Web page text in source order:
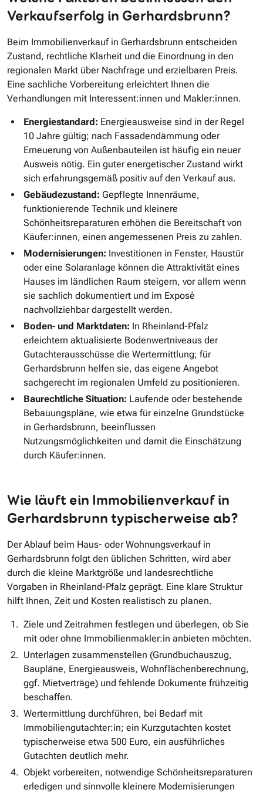
Verkaufserfolg in Gerhardsbrunn?
Beim Immobilienverkauf in Gerhardsbrunn entscheiden
Zustand, rechtliche Klarheit und die Einordnung in den
regionalen Markt über Nachfrage und erzielbaren Preis.
Eine sachliche Vorbereitung erleichtert Ihnen die
Verhandlungen mit Interessent:innen und Makler:innen.
Energiestandard: Energieausweise sind in der Regel
10 Jahre gültig; nach Fassadendämmung oder
Erneuerung von Außenbauteilen ist häufig ein neuer
Ausweis nötig. Ein guter energetischer Zustand wirkt
sich erfahrungsgemäß positiv auf den Verkauf aus.
Gebäudezustand: Gepflegte Innenräume,
funktionierende Technik und kleinere
Schönheitsreparaturen erhöhen die Bereitschaft von
Käufer:innen, einen angemessenen Preis zu zahlen.
Modernisierungen: Investitionen in Fenster, Haustür
oder eine Solaranlage können die Attraktivität eines
Hauses im ländlichen Raum steigern, vor allem wenn
sie sachlich dokumentiert und im Exposé
nachvollziehbar dargestellt werden.
Boden- und Marktdaten: In Rheinland-Pfalz
erleichtern aktualisierte Bodenwertniveaus der
Gutachterausschüsse die Wertermittlung; für
Gerhardsbrunn helfen sie, das eigene Angebot
sachgerecht im regionalen Umfeld zu positionieren.
Baurechtliche Situation: Laufende oder bestehende
Bebauungspläne, wie etwa für einzelne Grundstücke
in Gerhardsbrunn, beeinflussen
Nutzungsmöglichkeiten und damit die Einschätzung
durch Käufer:innen.
Wie läuft ein Immobilienverkauf in
Gerhardsbrunn typischerweise ab?
Der Ablauf beim Haus- oder Wohnungsverkauf in
Gerhardsbrunn folgt den üblichen Schritten, wird aber
durch die kleine Marktgröße und landesrechtliche
Vorgaben in Rheinland-Pfalz geprägt. Eine klare Struktur
hilft Ihnen, Zeit und Kosten realistisch zu planen.
Ziele und Zeitrahmen festlegen und überlegen, ob Sie
mit oder ohne Immobilienmakler:in anbieten möchten.
Unterlagen zusammenstellen (Grundbuchauszug,
Baupläne, Energieausweis, Wohnflächenberechnung,
ggf. Mietverträge) und fehlende Dokumente frühzeitig
beschaffen.
Wertermittlung durchführen, bei Bedarf mit
Immobiliengutachter:in; ein Kurzgutachten kostet
typischerweise etwa 500 Euro, ein ausführliches
Gutachten deutlich mehr.
Objekt vorbereiten, notwendige Schönheitsreparaturen
erledigen und sinnvolle kleinere Modernisierungen